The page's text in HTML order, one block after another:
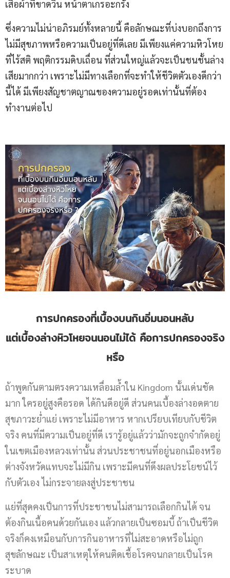
เสื้อผ้าที่ขาดวิ่น หน้าตาเกรอะกรัง
ซึ่งความไม่น่าอภิรมย์ทั้งหลายนี้ คือลักษณะที่บ่งบอกถึงการ
ไม่มีสุขภาพหรือความเป็นอยู่ที่ดีเลย มีเพียงแค่ความหิวโหย
ที่ไร้สติ พฤติกรรมดิบเถื่อน ที่ส่วนใหญ่แล้วจะเป็นชนชั้นล่าง
เสียมากกว่า เพราะไม่มีทางเลือกที่จะทำให้ชีวิตตัวเองดีกว่า
นี้ได้ มีเพียงสัญชาตญาณของความอยู่รอดเท่านั้นที่ต้อง
ทำงานต่อไป
การปกครองที่เบื้องบนกินอิ่มนอนหลับ
แต่เบื้องล่างหิวโหยจนนอนไม่ได้ คือการปกครองจริง
หรือ
ถ้าพูดกันตามตรงความเหลื่อมล้ำใน Kingdom นั้นเด่นชัด
มาก ใครอยู่สูงคือรอด ได้กินดีอยู่ดี ส่วนคนเบื้องล่างอดตาย
สุขภาวะย่ำแย่ เพราะไม่มีอาหาร หากเปรียบเทียบกับชีวิต
จริง คนที่มีความเป็นอยู่ที่ดี เรารู้อยู่แล้วว่ามักจะถูกจำกัดอยู่
ในเขตเมืองหลวงเท่านั้น ส่วนประชาชนที่อยู่นอกเมืองหรือ
ต่างจังหวัดแทบจะไม่มีกิน เพราะมีคนที่ดึงผลประโยชน์ไว้
กับตัวเอง ไม่กระจายลงสู่ประชาชน
แย่ที่สุดคงเป็นการที่ประชาชนไม่สามารถเลือกกินได้ จน
ต้องกินเนื้อคนด้วยกันเอง แล้วกลายเป็นซอมบี้ ถ้าเป็นชีวิต
จริงก็คงเหมือนกับการกินอาหารที่ไม่สะอาดหรือไม่ถูก
สุขลักษณะ เป็นสาเหตุให้คนติดเชื้อโรคจนกลายเป็นโรค
ระบาด